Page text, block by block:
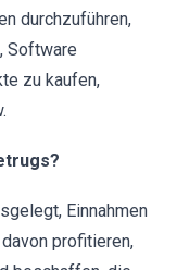
durchzuführen,
Software
zu kaufen,
Einnahmen
profitieren,